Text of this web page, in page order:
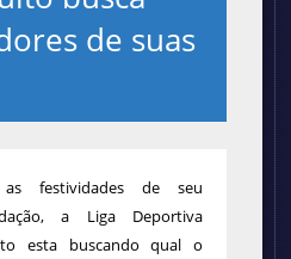
de suas
as festividades de seu
a Liga Deportiva
esta buscando qual o